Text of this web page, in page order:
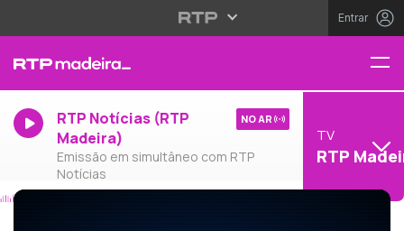
Entrar
RTP Notícias (RTP
Madeira)
Emissão em simultâneo com RTP
Notícias
NO AR
TV
RTP